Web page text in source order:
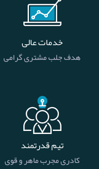
خدمات عالی
هدف جلب مشتری گرامی
تیم قدرتمند
کادری مجرب ماهر و قوی